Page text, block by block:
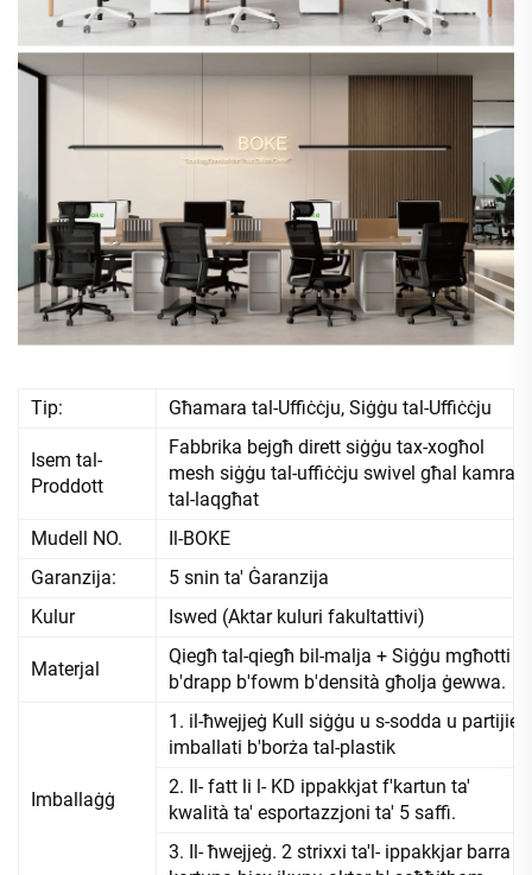
Tip: Għamara tal-Uffiċċju, Siġġu tal-Uffiċċju
Isem tal-
Proddott
Fabbrika bejgħ dirett siġġu tax-xogħol
mesh siġġu tal-uffiċċju swivel għal kamra
tal-laqgħat
Mudell NO.
Il-BOKE
Garanzija:
5 snin ta' Ġaranzija
Kulur
Iswed (Aktar kuluri fakultattivi)
Materjal
Qiegħ tal-qiegħ bil-malja + Siġġu mgħotti
b'drapp b'fowm b'densità għolja ġewwa.
Imballaġġ
1. il-ħwejjeġ Kull siġġu u s-sodda u partijiet
imballati b'borża tal-plastik
2. Il- fatt li l- KD ippakkjat f'kartun ta'
kwalità ta' esportazzjoni ta' 5 saffi.
3. Il- ħwejjeġ. 2 strixxi ta'l- ippakkjar barra l-